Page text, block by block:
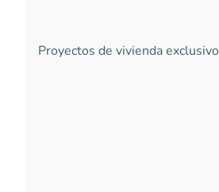
Proyectos de vivienda